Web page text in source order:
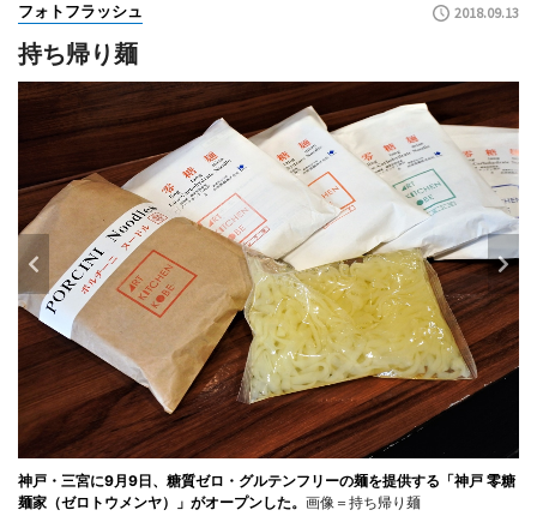
フォトフラッシュ 2018.09.13
持ち帰り麺
神戸・三宮に9月9日、糖質ゼロ・グルテンフリーの麺を提供する「神戸 零糖
麺家（ゼロトウメンヤ）」がオープンした。 画像＝持ち帰り麺